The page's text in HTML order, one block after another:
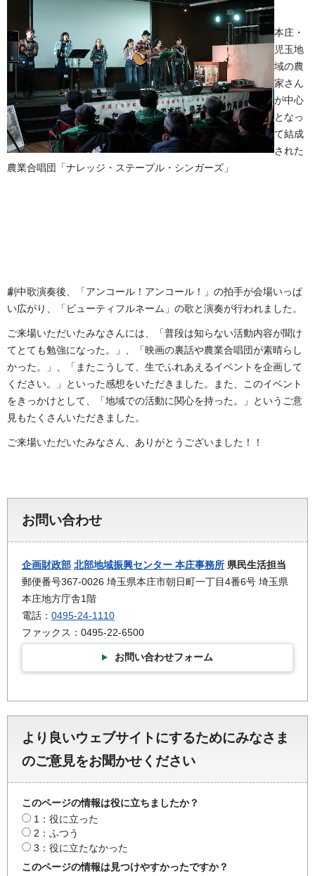
本庄・
児玉地
域の農
家さん
が中心
となっ
て結成
された
農業合唱団「ナレッジ・ステープル・シンガーズ」
劇中歌演奏後、「アンコール！アンコール！」の拍手が会場いっぱ
い広がり、「ビューティフルネーム」の歌と演奏が行われました。
ご来場いただいたみなさんには、「普段は知らない活動内容が聞け
てとても勉強になった。」、「映画の裏話や農業合唱団が素晴らし
かった。」、「またこうして、生でふれあえるイベントを企画して
ください。」といった感想をいただきました。また、このイベント
をきっかけとして、「地域での活動に関心を持った。」というご意
見もたくさんいただきました。
ご来場いただいたみなさん、ありがとうございました！！
お問い合わせ
企画財政部 北部地域振興センター 本庄事務所 県民生活担当
郵便番号367-0026 埼玉県本庄市朝日町一丁目4番6号 埼玉県
本庄地方庁舎1階
電話： 0495-24-1110
ファックス：0495-22-6500
お問い合わせフォーム
より良いウェブサイトにするためにみなさま
のご意見をお聞かせください
このページの情報は役に立ちましたか？
1：役に立った
2：ふつう
3：役に立たなかった
このページの情報は見つけやすかったですか？